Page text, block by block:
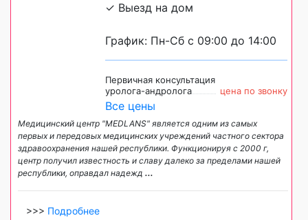
✓ Выезд на дом
График: Пн-Сб с 09:00 до 14:00
Первичная консультация
уролога-андролога
цена по звонку
Все цены
Медицинский центр "MEDLANS" является одним из самых
первых и передовых медицинских учреждений частного сектора
здравоохранения нашей республики. Функционируя с 2000 г,
центр получил известность и славу далеко за пределами нашей
республики, оправдал надежд ...
>>> Подробнее